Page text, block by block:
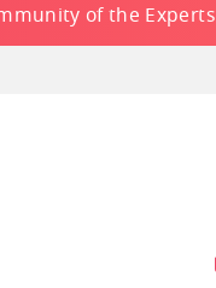
of the Experts